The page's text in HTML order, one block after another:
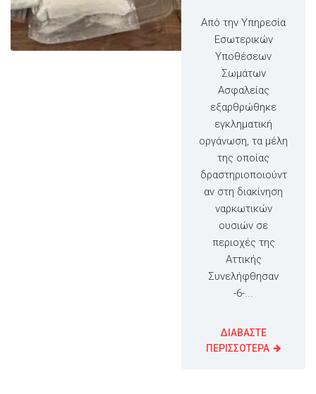
Από την Υπηρεσία
Εσωτερικών
Υποθέσεων
Σωμάτων
Ασφαλείας
εξαρθρώθηκε
εγκληματική
οργάνωση, τα μέλη
της οποίας
δραστηριοποιούντ
αν στη διακίνηση
ναρκωτικών
ουσιών σε
περιοχές της
Αττικής
Συνελήφθησαν
-6-...
ΔΙΑΒΑΣΤΕ
ΠΕΡΙΣΣΟΤΕΡΑ